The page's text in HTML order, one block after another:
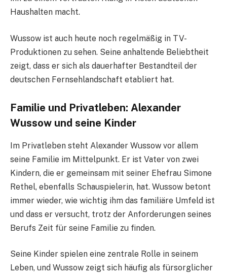
Haushalten macht.
Wussow ist auch heute noch regelmäßig in TV-
Produktionen zu sehen. Seine anhaltende Beliebtheit
zeigt, dass er sich als dauerhafter Bestandteil der
deutschen Fernsehlandschaft etabliert hat.
Familie und Privatleben: Alexander
Wussow und seine Kinder
Im Privatleben steht Alexander Wussow vor allem
seine Familie im Mittelpunkt. Er ist Vater von zwei
Kindern, die er gemeinsam mit seiner Ehefrau Simone
Rethel, ebenfalls Schauspielerin, hat. Wussow betont
immer wieder, wie wichtig ihm das familiäre Umfeld ist
und dass er versucht, trotz der Anforderungen seines
Berufs Zeit für seine Familie zu finden.
Seine Kinder spielen eine zentrale Rolle in seinem
Leben, und Wussow zeigt sich häufig als fürsorglicher